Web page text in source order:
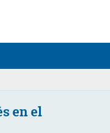
en el